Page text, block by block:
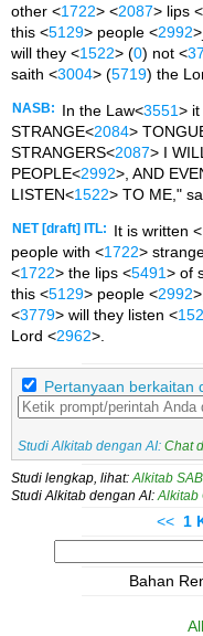
other <1722> <2087> lips <
this <5129> people <2992
will they <1522> (0) not <
saith <3004> (5719) the
NASB: In the Law<3551> it
STRANGE<2084>
STRANGERS<2087> I
PEOPLE<2992>, AND
LISTEN<1522> TO ME,"
NET [draft] ITL: It is written <
people with <1722>
<1722> the lips <5491> of
this <5129> people <2992
<3779> will they listen <
Lord <2962>.
Pertanyaan berkaitan
Studi Alkitab dengan AI: Chat
Studi lengkap, lihat: Alkitab
Studi Alkitab dengan AI: Alkitab
<< 1
Bahan